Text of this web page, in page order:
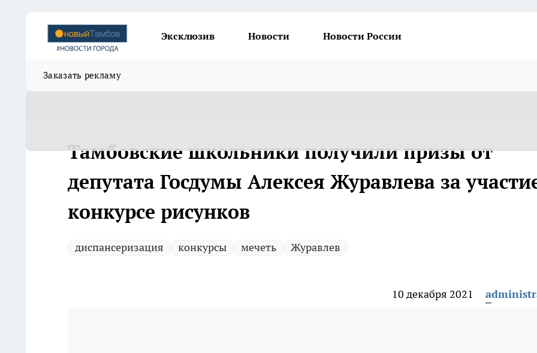
Эксклюзив Новости Новости России
Заказать рекламу
Тамбовские школьники получили призы от
депутата Госдумы Алексея Журавлева за
конкурсе рисунков
диспансеризация конкурсы мечеть Журавлев
10 декабря 2021